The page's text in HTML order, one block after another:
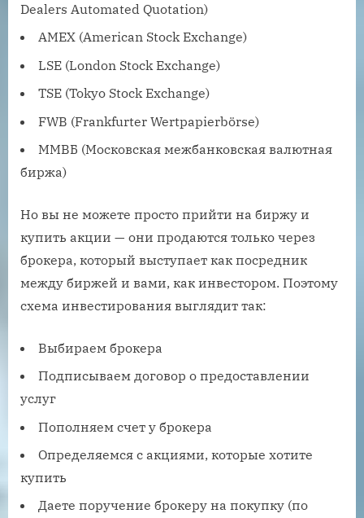
Dealers Automated Quotation)
AMEX (American Stock Exchange)
LSE (London Stock Exchange)
TSE (Tokyo Stock Exchange)
FWB (Frankfurter Wertpapierbörse)
ММВБ (Московская межбанковская валютная
биржа)
Но вы не можете просто прийти на биржу и
купить акции — они продаются только через
брокера, который выступает как посредник
между биржей и вами, как инвестором. Поэтому
схема инвестирования выглядит так:
Выбираем брокера
Подписываем договор о предоставлении
услуг
Пополняем счет у брокера
Определяемся с акциями, которые хотите
купить
Даете поручение брокеру на покупку (по